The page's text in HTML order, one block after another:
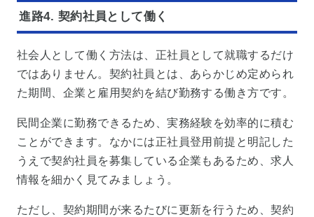
進路4. 契約社員として働く
社会人として働く方法は、正社員として就職するだけ
ではありません。契約社員とは、あらかじめ定められ
た期間、企業と雇用契約を結び勤務する働き方です。
民間企業に勤務できるため、実務経験を効率的に積む
ことができます。なかには正社員登用前提と明記した
うえで契約社員を募集している企業もあるため、求人
情報を細かく見てみましょう。
ただし、契約期間が来るたびに更新を行うため、契約